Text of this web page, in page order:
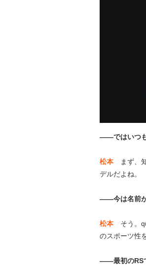
——ではいつも
松本
まず、
デルだよね。
——今は名前
松本 そう。
のスポーツ性
——最初のRS